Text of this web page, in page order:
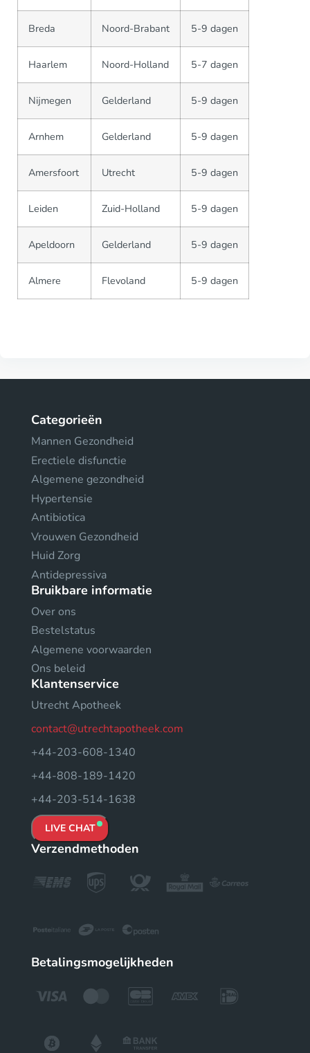
Breda Noord-Brabant 5-9 dagen
Haarlem Noord-Holland 5-7 dagen
Nijmegen Gelderland 5-9 dagen
Arnhem Gelderland 5-9 dagen
Amersfoort Utrecht 5-9 dagen
Leiden Zuid-Holland 5-9 dagen
Apeldoorn Gelderland 5-9 dagen
Almere Flevoland 5-9 dagen
Categorieën
Mannen Gezondheid
Erectiele disfunctie
Algemene gezondheid
Hypertensie
Antibiotica
Vrouwen Gezondheid
Huid Zorg
Antidepressiva
Bruikbare informatie
Over ons
Bestelstatus
Algemene voorwaarden
Ons beleid
Klantenservice
Utrecht Apotheek
contact@utrechtapotheek.com
+44-203-608-1340
+44-808-189-1420
+44-203-514-1638
LIVE CHAT
Verzendmethoden
Betalingsmogelijkheden